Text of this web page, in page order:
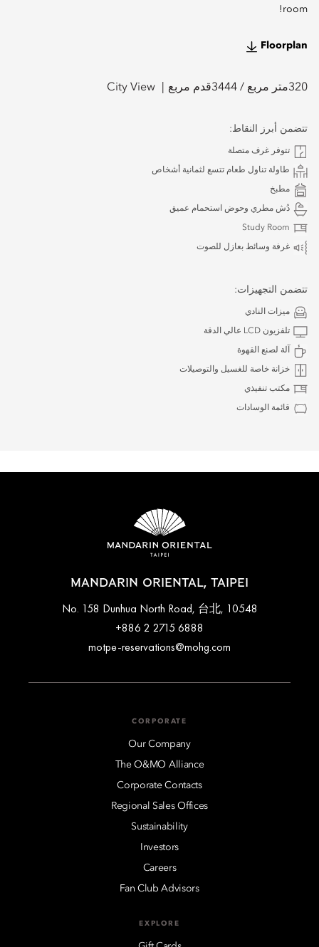
room!
Floorplan
320متر مربع / 3444قدم مربع City View
تتضمن أبرز النقاط:
تتوفر غرف متصلة
طاولة تناول طعام تتسع لثمانية أشخاص
مطبخ
دُش مطري وحوض استحمام عميق
Study Room
غرفة وسائط بعازل للصوت
تتضمن التجهيزات:
ميزات النادي
تلفزيون LCD عالي الدقة
آلة لصنع القهوة
خزانة خاصة للغسيل والتوصيلات
مكتب تنفيذي
قائمة الوسادات
MANDARIN ORIENTAL, TAIPEI
No. 158 Dunhua North Road, 台北, 10548
+886 2 2715 6888
motpe-reservations@mohg.com
CORPORATE
Our Company
The O&MO Alliance
Corporate Contacts
Regional Sales Offices
Sustainability
Investors
Careers
Fan Club Advisors
EXPLORE